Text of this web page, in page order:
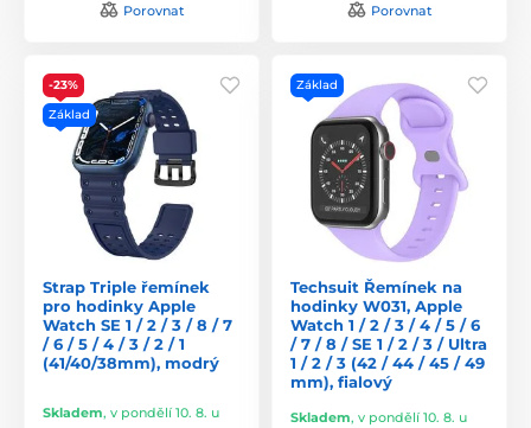
Porovnat Porovnat
-23%
Základ
Strap Triple řemínek
pro hodinky Apple
Watch SE 1 / 2 / 3 / 8 / 7
/ 6 / 5 / 4 / 3 / 2 / 1
(41/40/38mm), modrý
Skladem, v pondělí 10. 8. u
Základ
Techsuit Řemínek na
hodinky W031, Apple
Watch 1 / 2 / 3 / 4 / 5 / 6
/ 7 / 8 / SE 1 / 2 / 3 / Ultra
1 / 2 / 3 (42 / 44 / 45 / 49
mm), fialový
Skladem, v pondělí 10. 8. u